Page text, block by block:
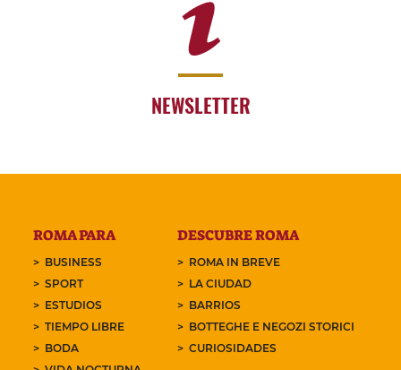
NEWSLETTER
ROMA PARA
BUSINESS
SPORT
ESTUDIOS
TIEMPO LIBRE
BODA
DESCUBRE ROMA
ROMA IN BREVE
LA CIUDAD
BARRIOS
BOTTEGHE E NEGOZI STORICI
CURIOSIDADES